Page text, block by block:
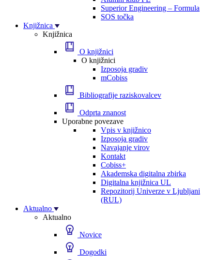
Superior Engineering – Formula
SOS točka
Knjižnica
Knjižnica
O knjižnici
O knjižnici
Izposoja gradiv
mCobiss
Bibliografije raziskovalcev
Odprta znanost
Uporabne povezave
Vpis v knjižnico
Izposoja gradiv
Navajanje virov
Kontakt
Cobiss+
Akademska digitalna zbirka
Digitalna knjižnica UL
Repozitorij Univerze v Ljubljani
(RUL)
Aktualno
Aktualno
Novice
Dogodki